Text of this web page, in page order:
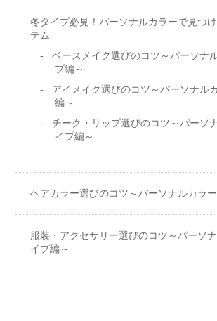
冬タイプ必見！パーソナルカラーで見つ
テム
ベースメイク選びのコツ～パーソナ
プ編～
アイメイク選びのコツ～パーソナル
編～
チーク・リップ選びのコツ～パーソ
イプ編～
ヘアカラー選びのコツ～パーソナルカラ
服装・アクセサリー選びのコツ～パーソ
イプ編～